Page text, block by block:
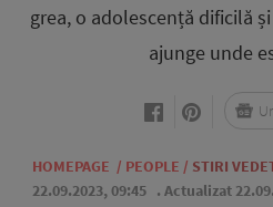
grea, o adolescență dificilă
ajunge unde
HOMEPAGE / PEOPLE / STIRI
22.09.2023, 09:45 . Actualizat